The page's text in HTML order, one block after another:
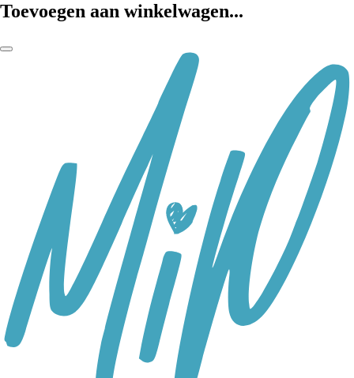
Toevoegen aan winkelwagen...